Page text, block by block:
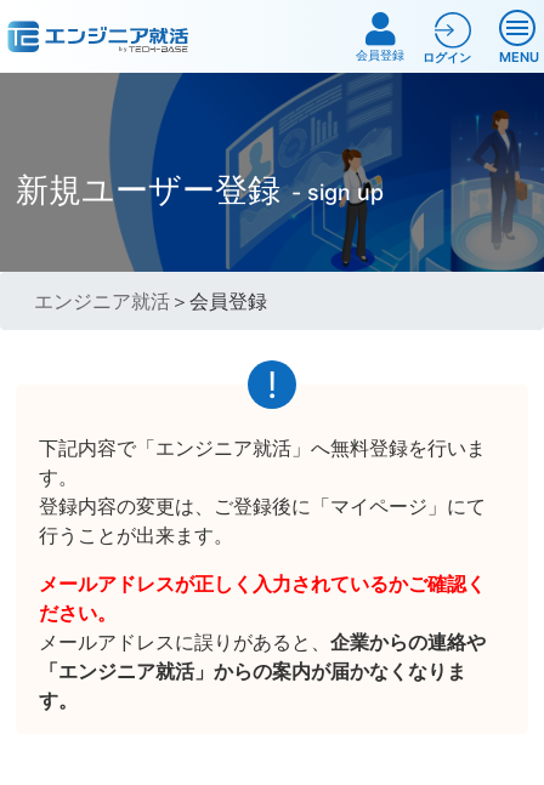
MENU
会員登録 ログイン
新規ユーザー登録 - sign up
エンジニア就活 ＞会員登録
下記内容で「エンジニア就活」へ無料登録を行いま
す。
登録内容の変更は、ご登録後に「マイページ」にて
行うことが出来ます。
メールアドレスが正しく入力されているかご確認く
ださい。
メールアドレスに誤りがあると、企業からの連絡や
「エンジニア就活」からの案内が届かなくなりま
す。